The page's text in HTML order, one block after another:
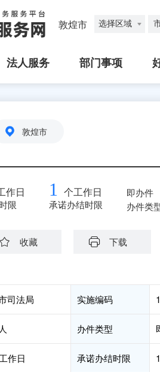
敦煌市 选择区域
法人服务 部门事项
敦煌市
作日
限
1 个工作日
承诺办结时限
即办件
办件类
收藏 下载
司法局 实施编码
办件类型
作日 承诺办结时限